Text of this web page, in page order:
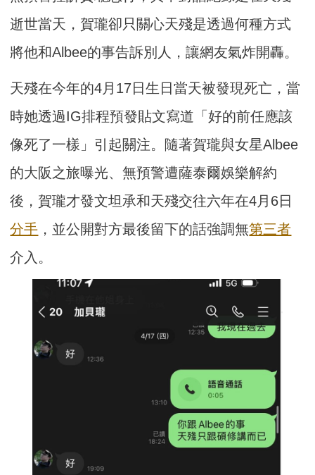
逝世當天，賀瓏卻只關心天殘是透過何種方式
將他和Albee的事告訴別人，讓網友氣炸開轟。
天殘在今年的4月17日生日當天被發現死亡，當
時她透過IG排程預發貼文寫道「好的前任應該
像死了一樣」引起關注。隨著賀瓏與女星Albee
的大阪之旅曝光、無預警遭薩泰爾娛樂解約
後，賀瓏才發文坦承和天殘交往六年在4月6日
分手 ，並公開對方最後留下的話強調無第三者
介入。